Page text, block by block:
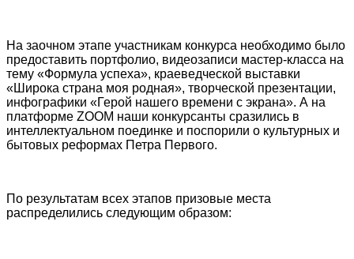
На заочном этапе участникам конкурса необходимо было
предоставить портфолио, видеозаписи мастер-класса на
тему «Формула успеха», краеведческой выставки
«Широка страна моя родная», творческой презентации,
инфографики «Герой нашего времени с экрана». А на
платформе ZOOM наши конкурсанты сразились в
интеллектуальном поединке и поспорили о культурных и
бытовых реформах Петра Первого.
По результатам всех этапов призовые места
распределились следующим образом: